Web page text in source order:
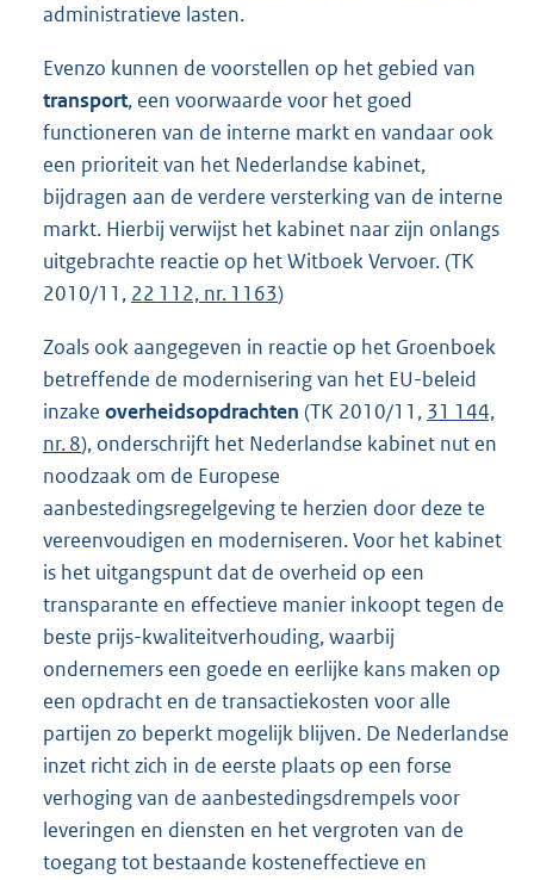
administratieve lasten.
Evenzo kunnen de voorstellen op het gebied van
transport, een voorwaarde voor het goed
functioneren van de interne markt en vandaar ook
een prioriteit van het Nederlandse kabinet,
bijdragen aan de verdere versterking van de interne
markt. Hierbij verwijst het kabinet naar zijn onlangs
uitgebrachte reactie op het Witboek Vervoer. (TK
2010/11, 22 112, nr. 1163)
Zoals ook aangegeven in reactie op het Groenboek
betreffende de modernisering van het EU-beleid
inzake overheidsopdrachten (TK 2010/11, 31 144,
nr. 8), onderschrijft het Nederlandse kabinet nut en
noodzaak om de Europese
aanbestedingsregelgeving te herzien door deze te
vereenvoudigen en moderniseren. Voor het kabinet
is het uitgangspunt dat de overheid op een
transparante en effectieve manier inkoopt tegen de
beste prijs-kwaliteitverhouding, waarbij
ondernemers een goede en eerlijke kans maken op
een opdracht en de transactiekosten voor alle
partijen zo beperkt mogelijk blijven. De Nederlandse
inzet richt zich in de eerste plaats op een forse
verhoging van de aanbestedingsdrempels voor
leveringen en diensten en het vergroten van de
toegang tot bestaande kosteneffectieve en